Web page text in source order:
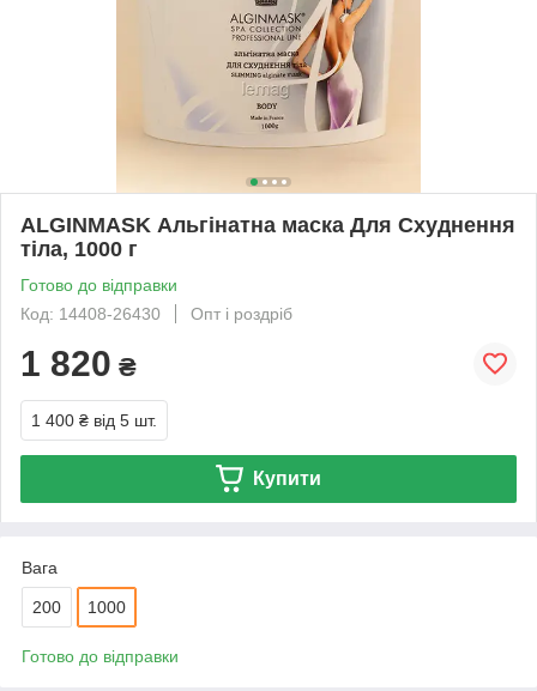
ALGINMASK Альгінатна маска Для Схуднення
тіла, 1000 г
Готово до відправки
Код: 14408-26430
Опт і роздріб
1 820 ₴
1 400 ₴ від 5 шт.
Купити
Вага
200 1000
Готово до відправки